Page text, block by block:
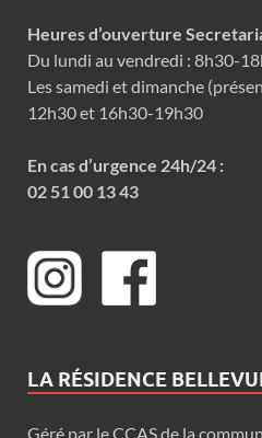
Heures d’ouverture
Du lundi au vendredi : 8h30-
Les samedi et dimanche
12h30 et 16h30-19h30
En cas d’urgence 24h/24 :
02 51 00 13 43
LA RÉSIDENCE
Géré par le CCAS de la